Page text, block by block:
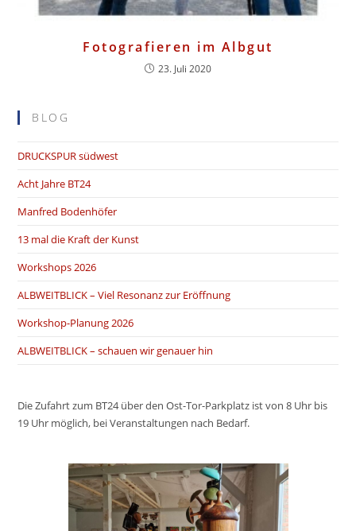
Fotografieren im Albgut
23. Juli 2020
BLOG
DRUCKSPUR südwest
Acht Jahre BT24
Manfred Bodenhöfer
13 mal die Kraft der Kunst
Workshops 2026
ALBWEITBLICK – Viel Resonanz zur Eröffnung
Workshop-Planung 2026
ALBWEITBLICK – schauen wir genauer hin
Die Zufahrt zum BT24 über den Ost-Tor-Parkplatz ist von 8 Uhr bis
19 Uhr möglich, bei Veranstaltungen nach Bedarf.